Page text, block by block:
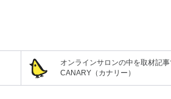
オンラインサロンの中を取材記
CANARY（カナリー）